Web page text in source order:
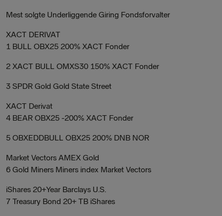
Mest solgte Underliggende Giring Fondsforvalter
XACT DERIVAT
1 BULL OBX25 200% XACT Fonder
2 XACT BULL OMXS30 150% XACT Fonder
3 SPDR Gold Gold State Street
XACT Derivat
4 BEAR OBX25 -200% XACT Fonder
5 OBXEDDBULL OBX25 200% DNB NOR
Market Vectors AMEX Gold
6 Gold Miners Miners index Market Vectors
iShares 20+Year Barclays U.S.
7 Treasury Bond 20+ TB iShares